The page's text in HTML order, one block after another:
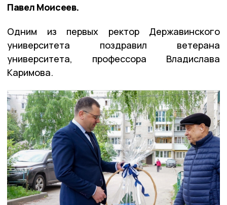
Павел Моисеев.
Одним из первых ректор Державинского
университета поздравил ветерана
университета, профессора Владислава
Каримова.